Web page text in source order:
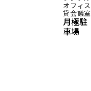
オフィス
貸会議室
月極駐
車場